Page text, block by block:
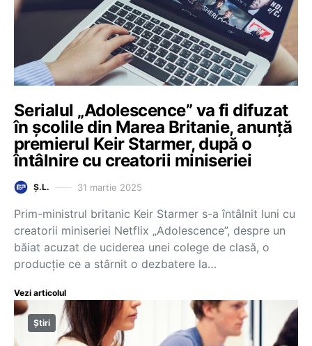
Serialul „Adolescence” va fi difuzat
în școlile din Marea Britanie, anunță
premierul Keir Starmer, după o
întâlnire cu creatorii miniseriei
Ș.L. 31 martie 2025
Prim-ministrul britanic Keir Starmer s-a întâlnit luni cu
creatorii miniseriei Netflix „Adolescence”, despre un
băiat acuzat de uciderea unei colege de clasă, o
producţie ce a stârnit o dezbatere la…
Vezi articolul
Știri